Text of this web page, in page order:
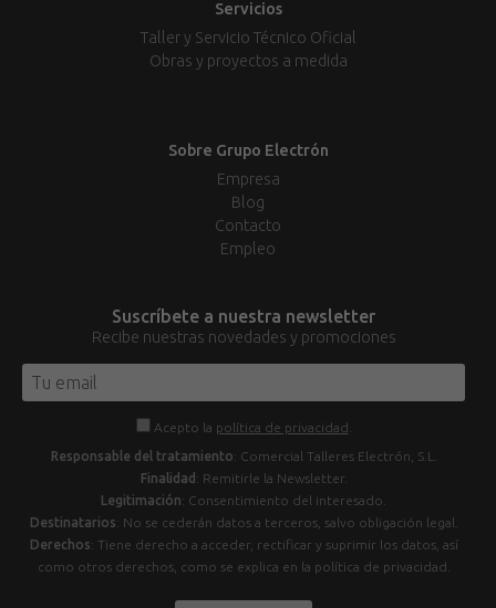
Servicios
Taller y Servicio Técnico Oficial
Obras y proyectos a medida
Sobre Grupo Electrón
Empresa
Blog
Contacto
Empleo
Suscríbete a nuestra newsletter
Recibe nuestras novedades y promociones
Acepto la política de privacidad
Responsable del tratamiento: Comercial Talleres Electrón, S.L.
Finalidad : Remitirle la Newsletter.
Legitimación: Consentimiento del interesado.
Destinatarios: No se cederán datos a terceros, salvo obligación legal.
Derechos: Tiene derecho a acceder, rectificar y suprimir los datos, así
como otros derechos, como se explica en la política de privacidad.